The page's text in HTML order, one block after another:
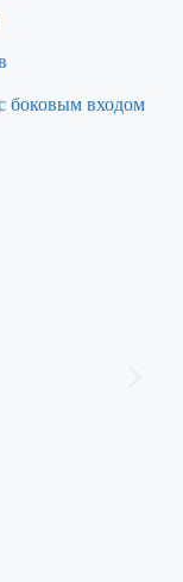
боковым входом